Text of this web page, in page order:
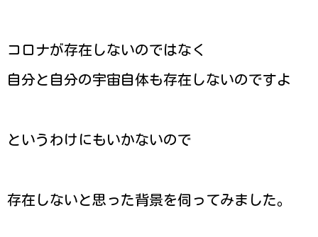
コロナが存在しないのではなく
自分と自分の宇宙自体も存在しないのですよ
というわけにもいかないので
存在しないと思った背景を伺ってみました。